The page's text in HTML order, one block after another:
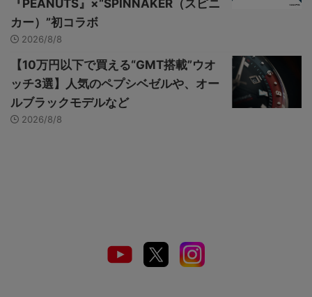
『PEANUTS』×“SPINNAKER（スピニ
カー）”初コラボ
2026/8/8
【10万円以下で買える“GMT搭載”ウオ
ッチ3選】人気のペプシベゼルや、オー
ルブラックモデルなど
2026/8/8